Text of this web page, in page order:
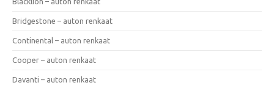
Bridgestone – auton renkaat
Continental – auton renkaat
Cooper – auton renkaat
Davanti – auton renkaat